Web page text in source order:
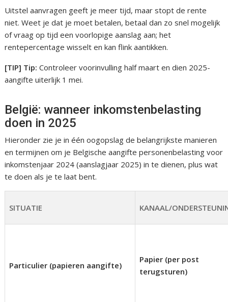
Uitstel aanvragen geeft je meer tijd, maar stopt de rente
niet. Weet je dat je moet betalen, betaal dan zo snel mogelijk
of vraag op tijd een voorlopige aanslag aan; het
rentepercentage wisselt en kan flink aantikken.
[TIP] Tip: Controleer voorinvulling half maart en dien 2025-
aangifte uiterlijk 1 mei.
België: wanneer inkomstenbelasting
doen in 2025
Hieronder zie je in één oogopslag de belangrijkste manieren
en termijnen om je Belgische aangifte personenbelasting voor
inkomstenjaar 2024 (aanslagjaar 2025) in te dienen, plus wat
te doen als je te laat bent.
SITUATIE KANAAL/
Particulier (papieren aangifte)
Papier (per post
terugsturen)